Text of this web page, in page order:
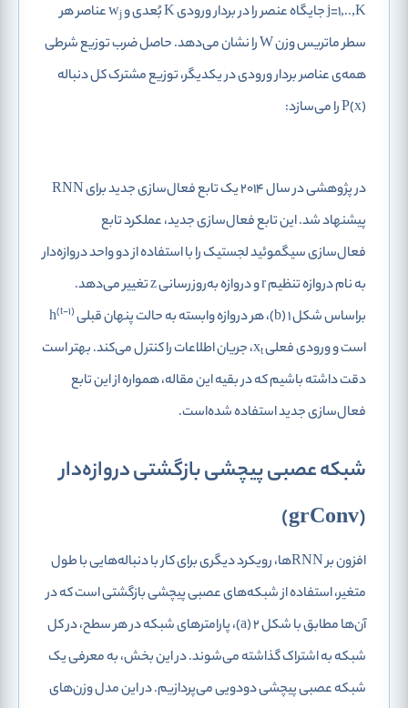
j=1,..,K جایگاه عنصر را در بردار ورودی K بُعدی و w j
عناصر هر
سطر ماتریس وزن W را نشان می‌دهد. حاصل ضرب توزیع‌ شرطی
همه‌ی عناصر بردار ورودی در یکدیگر، توزیع مشترک کل دنباله
P(x) را می‌سازد:
در پژوهشی در سال 2014 یک تابع فعال‌سازی جدید برای RNN
پیشنهاد شد. این تابع فعال‌سازی جدید، عملکرد تابع
فعال‌سازی سیگموئید لجستیک را با استفاده از دو واحد دروازه‌دار
به نام دروازه تنظیم r و دروازه به‌روزرسانی z تغییر می‌دهد.
براساس شکل 1 (b)، هر دروازه وابسته به حالت پنهان قبلی h
(t-1)
است و ورودی فعلی xt ، جریان اطلاعات را کنترل می‌کند. بهتر است
دقت داشته باشیم که در بقیه این مقاله، همواره از این تابع
فعال‌سازی جدید استفاده شده‌است.
شبکه عصبی پیچشی بازگشتی دروازه‌دار
(grConv)
افزون بر RNNها، رویکرد دیگری برای کار با دنباله‌هایی با طول
متغیر، استفاده از شبکه‌های عصبی پیچشی بازگشتی است که در
آن‌ها مطابق با شکل 2 (a)، پارامترهای شبکه در هر سطح، در کل
شبکه به اشتراک گذاشته می‌شوند. در این بخش، به معرفی یک
شبکه عصبی پیچشی دودویی می‌پردازیم. در این مدل وزن‌های